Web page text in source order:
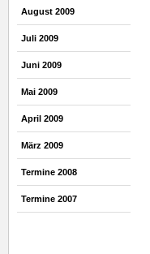
August 2009
Juli 2009
Juni 2009
Mai 2009
April 2009
März 2009
Termine 2008
Termine 2007